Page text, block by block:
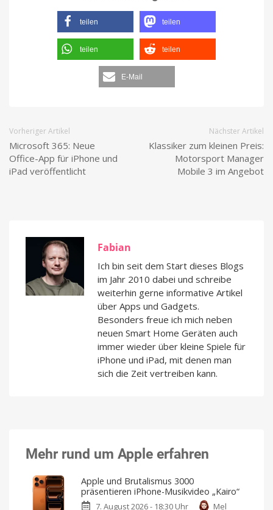
teilen teilen
teilen teilen
E-Mail
Vorheriger Artikel
Microsoft 365: Neue
Office-App für iPhone und
iPad veröffentlicht
Nächster Artikel
Klassiker zum kleinen Preis:
Motorsport Manager
Mobile 3 im Angebot
Fabian
Ich bin seit dem Start dieses Blogs
im Jahr 2010 dabei und schreibe
weiterhin gerne informative Artikel
über Apps und Gadgets.
Besonders freue ich mich neben
neuen Smart Home Geräten auch
immer wieder über kleine Spiele für
iPhone und iPad, mit denen man
sich die Zeit vertreiben kann.
Mehr rund um Apple erfahren
Apple und Brutalismus 3000
präsentieren iPhone-Musikvideo „Kairo“
7. August 2026 - 18:30 Uhr Mel